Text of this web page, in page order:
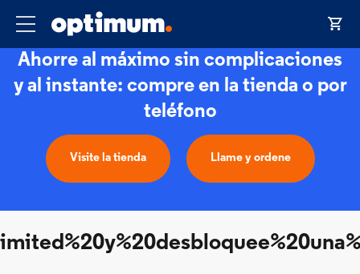
Ahorre al máximo sin complicaciones
y al instante: compre en la tienda o por
teléfono
Visite la tienda Llame y ordene